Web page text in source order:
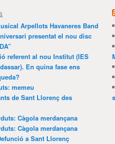
Arpellots Havaneres Band
presentat el nou disc
referent al nou Institut (IES
En quina fase ens
memeu
de Sant Llorenç des
Càgola merdançana
Càgola merdançana
a Sant Llorenç